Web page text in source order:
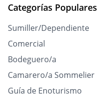
Categorías Populares
Sumiller/Dependiente
Comercial
Bodeguero/a
Camarero/a Sommelier
Guía de Enoturismo